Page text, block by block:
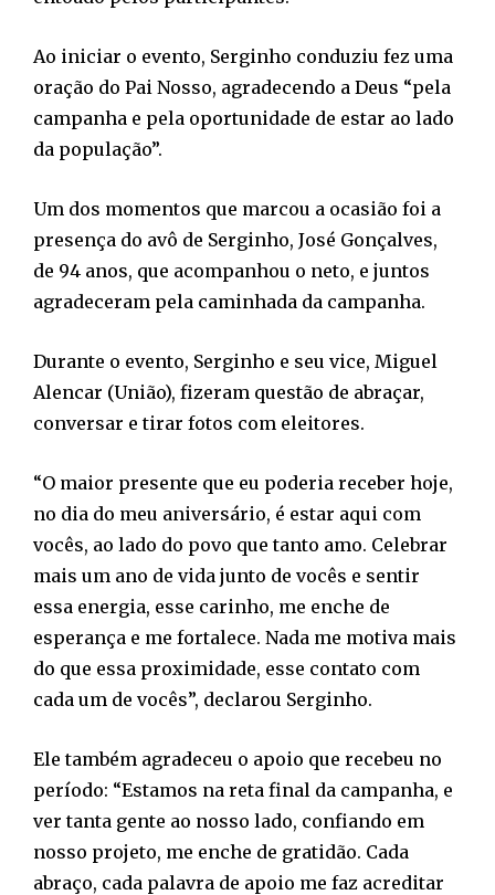
Ao iniciar o evento, Serginho conduziu fez uma
oração do Pai Nosso, agradecendo a Deus “pela
campanha e pela oportunidade de estar ao lado
da população”.
Um dos momentos que marcou a ocasião foi a
presença do avô de Serginho, José Gonçalves,
de 94 anos, que acompanhou o neto, e juntos
agradeceram pela caminhada da campanha.
Durante o evento, Serginho e seu vice, Miguel
Alencar (União), fizeram questão de abraçar,
conversar e tirar fotos com eleitores.
“O maior presente que eu poderia receber hoje,
no dia do meu aniversário, é estar aqui com
vocês, ao lado do povo que tanto amo. Celebrar
mais um ano de vida junto de vocês e sentir
essa energia, esse carinho, me enche de
esperança e me fortalece. Nada me motiva mais
do que essa proximidade, esse contato com
cada um de vocês”, declarou Serginho.
Ele também agradeceu o apoio que recebeu no
período: “Estamos na reta final da campanha, e
ver tanta gente ao nosso lado, confiando em
nosso projeto, me enche de gratidão. Cada
abraço, cada palavra de apoio me faz acreditar